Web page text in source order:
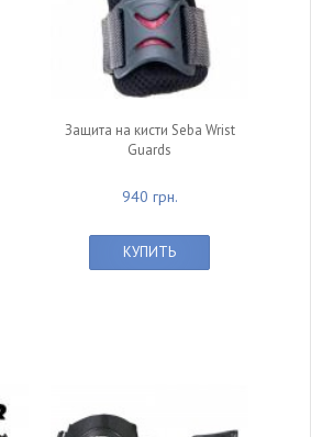
Защита на кисти Seba Wrist
Guards
940 грн.
КУПИТЬ